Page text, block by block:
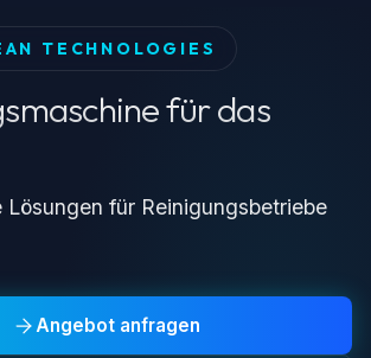
TECHNOLOGIES
für das
für Reinigungsbetriebe
Angebot anfragen